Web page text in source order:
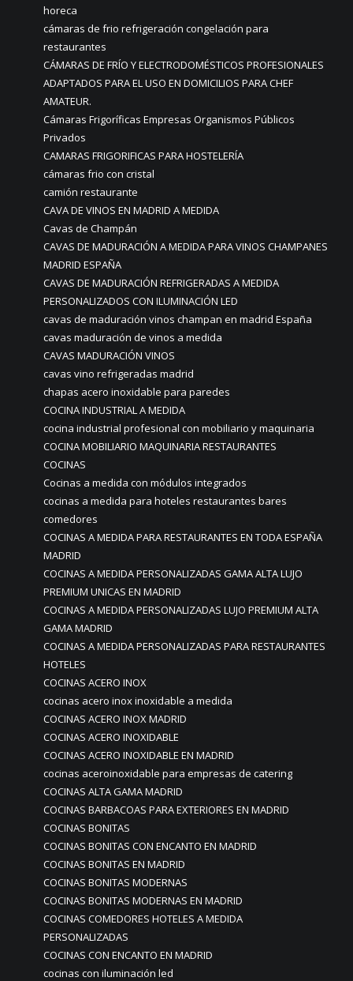
horeca
cámaras de frio refrigeración congelación para
restaurantes
CÁMARAS DE FRÍO Y ELECTRODOMÉSTICOS PROFESIONALES
ADAPTADOS PARA EL USO EN DOMICILIOS PARA CHEF
AMATEUR.
Cámaras Frigoríficas Empresas Organismos Públicos
Privados
CAMARAS FRIGORIFICAS PARA HOSTELERÍA
cámaras frio con cristal
camión restaurante
CAVA DE VINOS EN MADRID A MEDIDA
Cavas de Champán
CAVAS DE MADURACIÓN A MEDIDA PARA VINOS CHAMPANES
MADRID ESPAÑA
CAVAS DE MADURACIÓN REFRIGERADAS A MEDIDA
PERSONALIZADOS CON ILUMINACIÓN LED
cavas de maduración vinos champan en madrid España
cavas maduración de vinos a medida
CAVAS MADURACIÓN VINOS
cavas vino refrigeradas madrid
chapas acero inoxidable para paredes
COCINA INDUSTRIAL A MEDIDA
cocina industrial profesional con mobiliario y maquinaria
COCINA MOBILIARIO MAQUINARIA RESTAURANTES
COCINAS
Cocinas a medida con módulos integrados
cocinas a medida para hoteles restaurantes bares
comedores
COCINAS A MEDIDA PARA RESTAURANTES EN TODA ESPAÑA
MADRID
COCINAS A MEDIDA PERSONALIZADAS GAMA ALTA LUJO
PREMIUM UNICAS EN MADRID
COCINAS A MEDIDA PERSONALIZADAS LUJO PREMIUM ALTA
GAMA MADRID
COCINAS A MEDIDA PERSONALIZADAS PARA RESTAURANTES
HOTELES
COCINAS ACERO INOX
cocinas acero inox inoxidable a medida
COCINAS ACERO INOX MADRID
COCINAS ACERO INOXIDABLE
COCINAS ACERO INOXIDABLE EN MADRID
cocinas aceroinoxidable para empresas de catering
COCINAS ALTA GAMA MADRID
COCINAS BARBACOAS PARA EXTERIORES EN MADRID
COCINAS BONITAS
COCINAS BONITAS CON ENCANTO EN MADRID
COCINAS BONITAS EN MADRID
COCINAS BONITAS MODERNAS
COCINAS BONITAS MODERNAS EN MADRID
COCINAS COMEDORES HOTELES A MEDIDA
PERSONALIZADAS
COCINAS CON ENCANTO EN MADRID
cocinas con iluminación led